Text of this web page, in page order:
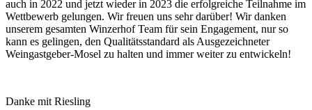
auch in 2022 und jetzt wieder in 2023 die erfolgreiche Teilnahme im
Wettbewerb gelungen. Wir freuen uns sehr darüber! Wir danken
unserem gesamten Winzerhof Team für sein Engagement, nur so
kann es gelingen, den Qualitätsstandard als Ausgezeichneter
Weingastgeber-Mosel zu halten und immer weiter zu entwickeln!
Danke mit Riesling